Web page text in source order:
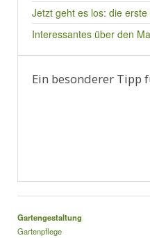
Jetzt geht es los: die
Interessantes über den
Ein besonderer Tipp
Gartengestaltung
Gartenpflege